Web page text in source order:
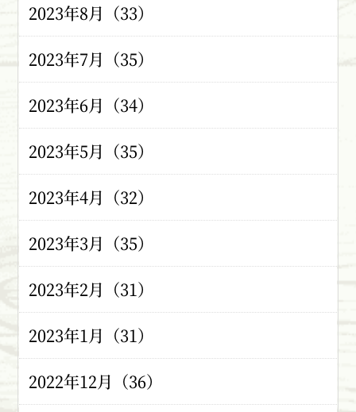
2023年8月（33）
2023年7月（35）
2023年6月（34）
2023年5月（35）
2023年4月（32）
2023年3月（35）
2023年2月（31）
2023年1月（31）
2022年12月（36）